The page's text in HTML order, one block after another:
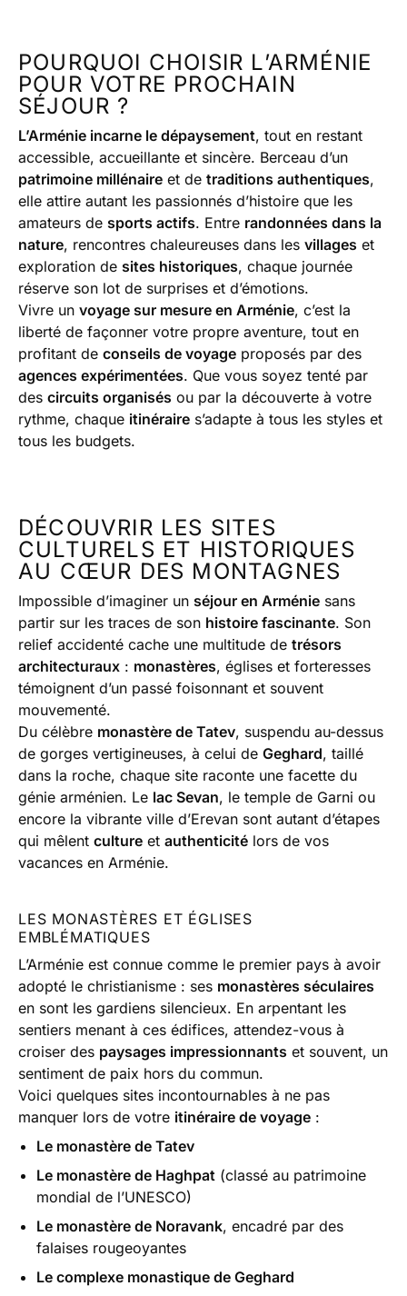
POURQUOI CHOISIR L’ARMÉNIE
POUR VOTRE PROCHAIN
SÉJOUR ?
L’Arménie incarne le dépaysement, tout en restant
accessible, accueillante et sincère. Berceau d’un
patrimoine millénaire et de traditions authentiques,
elle attire autant les passionnés d’histoire que les
amateurs de sports actifs. Entre randonnées dans la
nature, rencontres chaleureuses dans les villages et
exploration de sites historiques, chaque journée
réserve son lot de surprises et d’émotions.
Vivre un voyage sur mesure en Arménie, c’est la
liberté de façonner votre propre aventure, tout en
profitant de conseils de voyage proposés par des
agences expérimentées. Que vous soyez tenté par
des circuits organisés ou par la découverte à votre
rythme, chaque itinéraire s’adapte à tous les styles et
tous les budgets.
DÉCOUVRIR LES SITES
CULTURELS ET HISTORIQUES
AU CŒUR DES MONTAGNES
Impossible d’imaginer un séjour en Arménie sans
partir sur les traces de son histoire fascinante. Son
relief accidenté cache une multitude de trésors
architecturaux : monastères, églises et forteresses
témoignent d’un passé foisonnant et souvent
mouvementé.
Du célèbre monastère de Tatev, suspendu au-dessus
de gorges vertigineuses, à celui de Geghard, taillé
dans la roche, chaque site raconte une facette du
génie arménien. Le lac Sevan, le temple de Garni ou
encore la vibrante ville d’Erevan sont autant d’étapes
qui mêlent culture et authenticité lors de vos
vacances en Arménie.
LES MONASTÈRES ET ÉGLISES
EMBLÉMATIQUES
L’Arménie est connue comme le premier pays à avoir
adopté le christianisme : ses monastères séculaires
en sont les gardiens silencieux. En arpentant les
sentiers menant à ces édifices, attendez-vous à
croiser des paysages impressionnants et souvent, un
sentiment de paix hors du commun.
Voici quelques sites incontournables à ne pas
manquer lors de votre itinéraire de voyage :
Le monastère de Tatev
Le monastère de Haghpat (classé au patrimoine
mondial de l’UNESCO)
Le monastère de Noravank, encadré par des
falaises rougeoyantes
Le complexe monastique de Geghard